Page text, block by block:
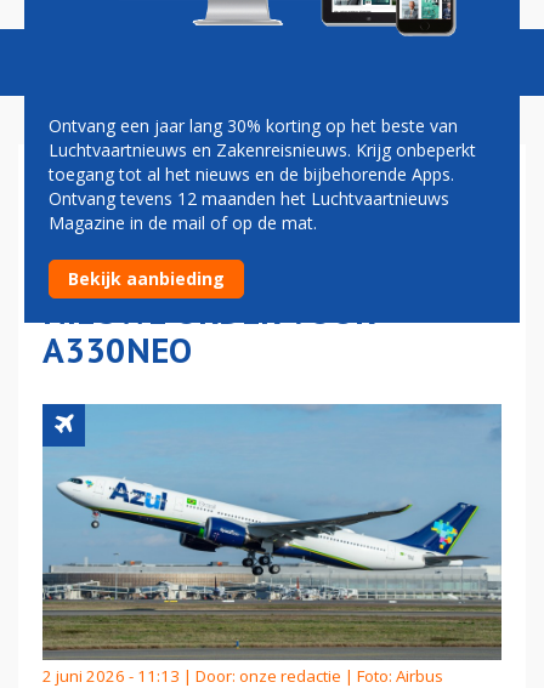
BRAZILIAANSE
LUCHTVAARTMAATSCHAPPIJ
AZUL BEZORGT AIRBUS
NIEUWE ORDER VOOR
A330NEO
2 juni 2026 - 11:13 | Door: onze redactie | Foto: Airbus
Ontvang een jaar lang 30% korting op het beste van
Luchtvaartnieuws en Zakenreisnieuws. Krijg onbeperkt
toegang tot al het nieuws en de bijbehorende Apps.
Ontvang tevens 12 maanden het Luchtvaartnieuws
Magazine in de mail of op de mat.
Bekijk aanbieding